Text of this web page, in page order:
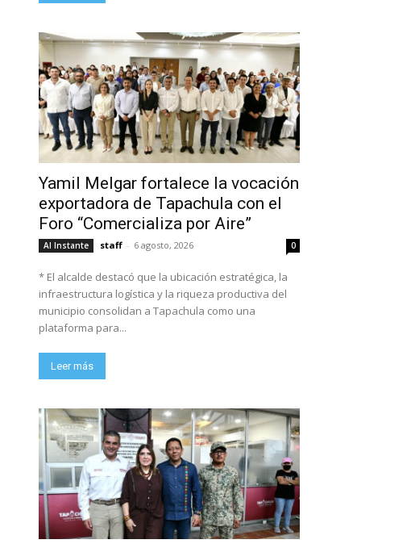
Yamil Melgar fortalece la vocación
exportadora de Tapachula con el
Foro “Comercializa por Aire”
Al Instante staff - 6 agosto, 2026 0
* El alcalde destacó que la ubicación estratégica, la
infraestructura logística y la riqueza productiva del
municipio consolidan a Tapachula como una
plataforma para...
Leer más